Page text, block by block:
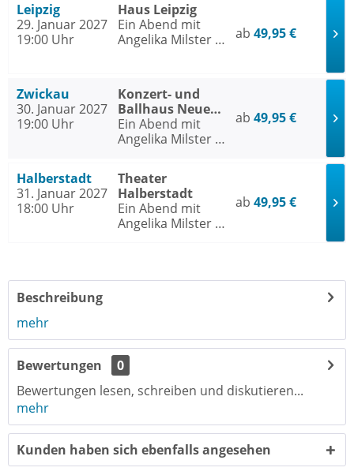
Leipzig
29. Januar 2027
19:00 Uhr
Haus Leipzig
Ein Abend mit
Angelika Milster -
ab 49,95 €
Zwickau
30. Januar 2027
19:00 Uhr
Konzert- und
Ballhaus Neue
Welt Zwickau
Ein Abend mit
Angelika Milster -
2027
ab 49,95 €
Halberstadt
31. Januar 2027
18:00 Uhr
Theater
Halberstadt
Ein Abend mit
Angelika Milster -
ab 49,95 €
Beschreibung
mehr
Bewertungen
0
Bewertungen lesen, schreiben und diskutieren...
mehr
Kunden haben sich ebenfalls angesehen